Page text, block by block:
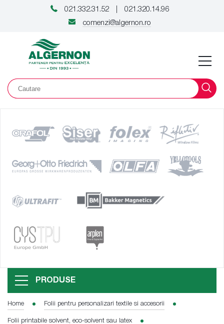
021.332.31.52
021.320.14.96
comenzi@algernon.ro
PRODUSE
Home Folii pentru personalizari textile si accesorii
Folii printabile solvent, eco-solvent sau latex